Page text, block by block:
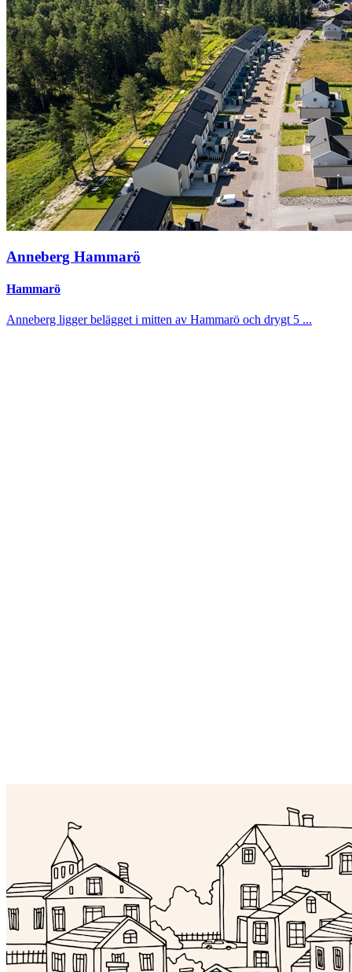
Anneberg Hammarö
Hammarö
Anneberg ligger belägget i mitten av Hammarö och drygt 5 ...